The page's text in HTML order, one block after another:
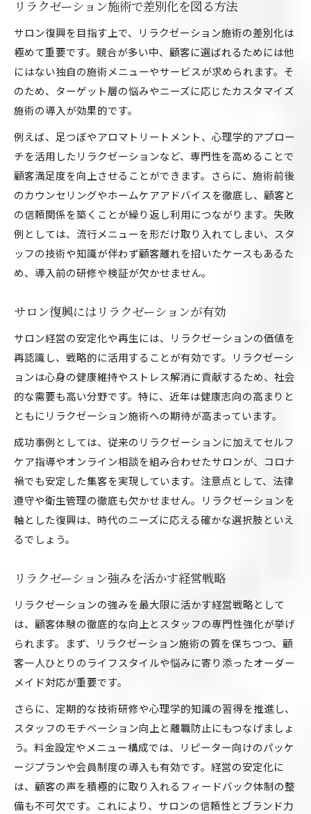
リラクゼーション施術で差別化を図る方法
サロン復興を目指す上で、リラクゼーション施術の差別化は
極めて重要です。競合が多い中、顧客に選ばれるためには他
にはない独自の施術メニューやサービスが求められます。そ
のため、ターゲット層の悩みやニーズに応じたカスタマイズ
施術の導入が効果的です。
例えば、足つぼやアロマトリートメント、心理学的アプロー
チを活用したリラクゼーションなど、専門性を高めることで
顧客満足度を向上させることができます。さらに、施術前後
のカウンセリングやホームケアアドバイスを徹底し、顧客と
の信頼関係を築くことが繰り返し利用につながります。失敗
例としては、流行メニューを形だけ取り入れてしまい、スタ
ッフの技術や知識が伴わず顧客離れを招いたケースもあるた
め、導入前の研修や検証が欠かせません。
サロン復興にはリラクゼーションが有効
サロン経営の安定化や再生には、リラクゼーションの価値を
再認識し、戦略的に活用することが有効です。リラクゼーシ
ョンは心身の健康維持やストレス解消に貢献するため、社会
的な需要も高い分野です。特に、近年は健康志向の高まりと
ともにリラクゼーション施術への期待が高まっています。
成功事例としては、従来のリラクゼーションに加えてセルフ
ケア指導やオンライン相談を組み合わせたサロンが、コロナ
禍でも安定した集客を実現しています。注意点として、法律
遵守や衛生管理の徹底も欠かせません。リラクゼーションを
軸とした復興は、時代のニーズに応える確かな選択肢といえ
るでしょう。
リラクゼーション強みを活かす経営戦略
リラクゼーションの強みを最大限に活かす経営戦略として
は、顧客体験の徹底的な向上とスタッフの専門性強化が挙げ
られます。まず、リラクゼーション施術の質を保ちつつ、顧
客一人ひとりのライフスタイルや悩みに寄り添ったオーダー
メイド対応が重要です。
さらに、定期的な技術研修や心理学的知識の習得を推進し、
スタッフのモチベーション向上と離職防止にもつなげましょ
う。料金設定やメニュー構成では、リピーター向けのパッケ
ージプランや会員制度の導入も有効です。経営の安定化に
は、顧客の声を積極的に取り入れるフィードバック体制の整
備も不可欠です。これにより、サロンの信頼性とブランド力